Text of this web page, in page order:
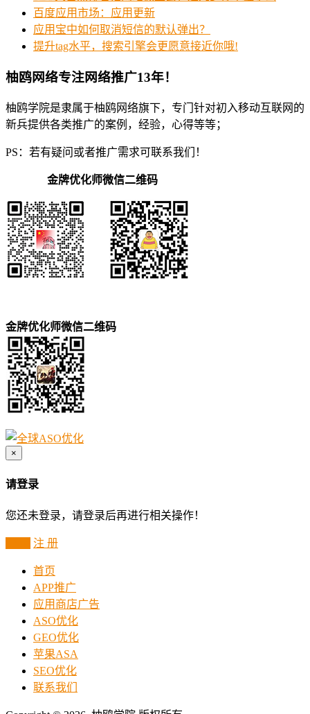
百度应用市场：应用更新
应用宝中如何取消短信的默认弹出？
提升tag水平，搜索引擎会更愿意接近你哦!
柚鸥网络专注网络推广13年！
柚鸥学院是隶属于柚鸥网络旗下，专门针对初入移动互联网的
新兵提供各类推广的案例，经验，心得等等；
PS：若有疑问或者推广需求可联系我们！
金牌优化师微信二维码
金牌优化师微信二维码
×
请登录
您还未登录，请登录后再进行相关操作！
注 册
首页
APP推广
应用商店广告
ASO优化
GEO优化
苹果ASA
SEO优化
联系我们